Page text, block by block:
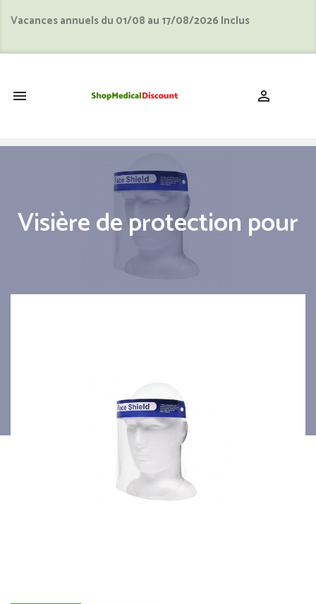
Vacances annuels du 01/08 au 17/08/2026 Inclus
 
Visière de protection pour